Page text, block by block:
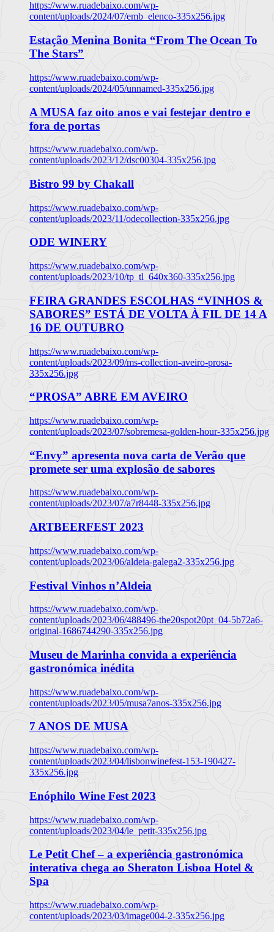
https://www.ruadebaixo.com/wp-
content/uploads/2024/07/emb_elenco-335x256.jpg
Estação Menina Bonita “From The Ocean To
The Stars”
https://www.ruadebaixo.com/wp-
content/uploads/2024/05/unnamed-335x256.jpg
A MUSA faz oito anos e vai festejar dentro e
fora de portas
https://www.ruadebaixo.com/wp-
content/uploads/2023/12/dsc00304-335x256.jpg
Bistro 99 by Chakall
https://www.ruadebaixo.com/wp-
content/uploads/2023/11/odecollection-335x256.jpg
ODE WINERY
https://www.ruadebaixo.com/wp-
content/uploads/2023/10/tp_tl_640x360-335x256.jpg
FEIRA GRANDES ESCOLHAS “VINHOS &
SABORES” ESTÁ DE VOLTA À FIL DE 14 A
16 DE OUTUBRO
https://www.ruadebaixo.com/wp-
content/uploads/2023/09/ms-collection-aveiro-prosa-
335x256.jpg
“PROSA” ABRE EM AVEIRO
https://www.ruadebaixo.com/wp-
content/uploads/2023/07/sobremesa-golden-hour-335x256.jpg
“Envy” apresenta nova carta de Verão que
promete ser uma explosão de sabores
https://www.ruadebaixo.com/wp-
content/uploads/2023/07/a7r8448-335x256.jpg
ARTBEERFEST 2023
https://www.ruadebaixo.com/wp-
content/uploads/2023/06/aldeia-galega2-335x256.jpg
Festival Vinhos n’Aldeia
https://www.ruadebaixo.com/wp-
content/uploads/2023/06/488496-the20spot20pt_04-5b72a6-
original-1686744290-335x256.jpg
Museu de Marinha convida a experiência
gastronómica inédita
https://www.ruadebaixo.com/wp-
content/uploads/2023/05/musa7anos-335x256.jpg
7 ANOS DE MUSA
https://www.ruadebaixo.com/wp-
content/uploads/2023/04/lisbonwinefest-153-190427-
335x256.jpg
Enóphilo Wine Fest 2023
https://www.ruadebaixo.com/wp-
content/uploads/2023/04/le_petit-335x256.jpg
Le Petit Chef – a experiência gastronómica
interativa chega ao Sheraton Lisboa Hotel &
Spa
https://www.ruadebaixo.com/wp-
content/uploads/2023/03/image004-2-335x256.jpg